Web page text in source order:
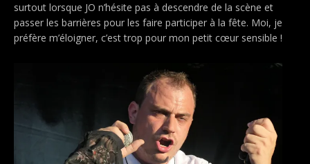
surtout lorsque JO n’hésite pas à descendre de la scène et
passer les barrières pour les faire participer à la fête. Moi, je
préfère m’éloigner, c’est trop pour mon petit cœur sensible !